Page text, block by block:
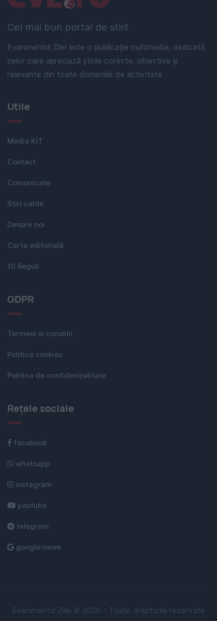
Cel mai bun portal de stiri!
Evenimentul Zilei este o publicație multimedia, dedicată
celor care apreciază știrile corecte, obiective și
relevante din toate domeniile de activitate
Utile
Media KIT
Contact
Comunicate
Stiri calde
Despre noi
Carta editorială
10 Reguli
GDPR
Termeni si conditii
Politica cookies
Politica de confidențialitate
Rețele sociale
facebook
whatsapp
instagram
youtube
telegram
google news
Evenimentul Zilei © 2026 - Toate drepturile rezervate